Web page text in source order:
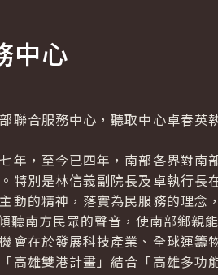
中心
合服務中心，聽取中心卓春英
年，至今已四年，南部各界對南
特別是林信義副院長及卓執行長
動的精神，落實為民服務的理念
南方民眾的聲音，使南部鄉親
會在於發展科技產業、全球運籌
高雄雙港計畫」結合「高雄多功